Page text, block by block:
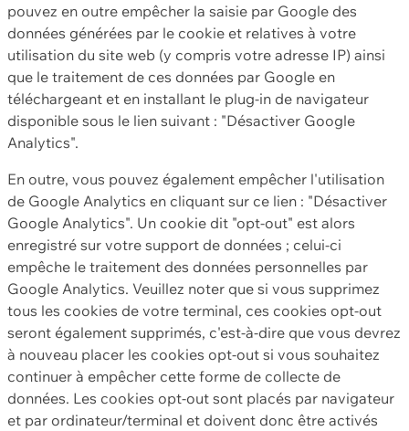
pouvez en outre empêcher la saisie par Google des
données générées par le cookie et relatives à votre
utilisation du site web (y compris votre adresse IP) ainsi
que le traitement de ces données par Google en
téléchargeant et en installant le plug-in de navigateur
disponible sous le lien suivant : "Désactiver Google
Analytics".
En outre, vous pouvez également empêcher l'utilisation
de Google Analytics en cliquant sur ce lien : "Désactiver
Google Analytics". Un cookie dit "opt-out" est alors
enregistré sur votre support de données ; celui-ci
empêche le traitement des données personnelles par
Google Analytics. Veuillez noter que si vous supprimez
tous les cookies de votre terminal, ces cookies opt-out
seront également supprimés, c'est-à-dire que vous devrez
à nouveau placer les cookies opt-out si vous souhaitez
continuer à empêcher cette forme de collecte de
données. Les cookies opt-out sont placés par navigateur
et par ordinateur/terminal et doivent donc être activés